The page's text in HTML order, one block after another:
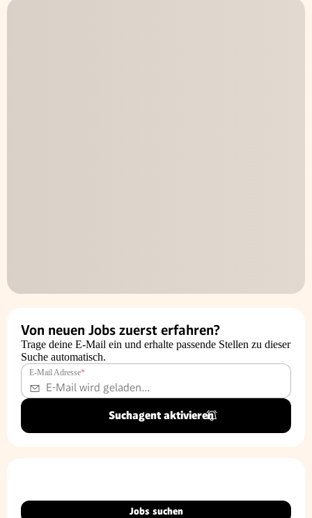
Von neuen Jobs zuerst erfahren?
Trage deine E-Mail ein und erhalte passende Stellen zu dieser
Suche automatisch.
E-Mail Adresse*
Suchagent aktivieren
Jobs suchen